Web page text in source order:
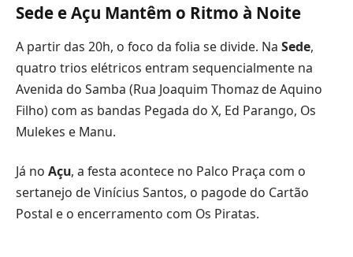
Sede e Açu Mantêm o Ritmo à Noite
A partir das 20h, o foco da folia se divide. Na Sede,
quatro trios elétricos entram sequencialmente na
Avenida do Samba (Rua Joaquim Thomaz de Aquino
Filho) com as bandas Pegada do X, Ed Parango, Os
Mulekes e Manu.
Já no Açu, a festa acontece no Palco Praça com o
sertanejo de Vinícius Santos, o pagode do Cartão
Postal e o encerramento com Os Piratas.